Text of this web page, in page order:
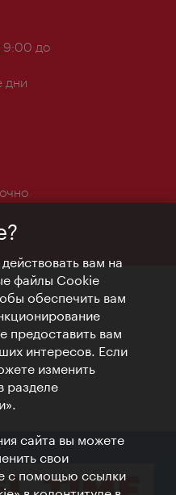
9:00 до
дни
вам на
файлы Cookie
обеспечить вам
предоставить вам
интересов. Если
изменить
разделе
сайта вы можете
свои
с помощью ссылки